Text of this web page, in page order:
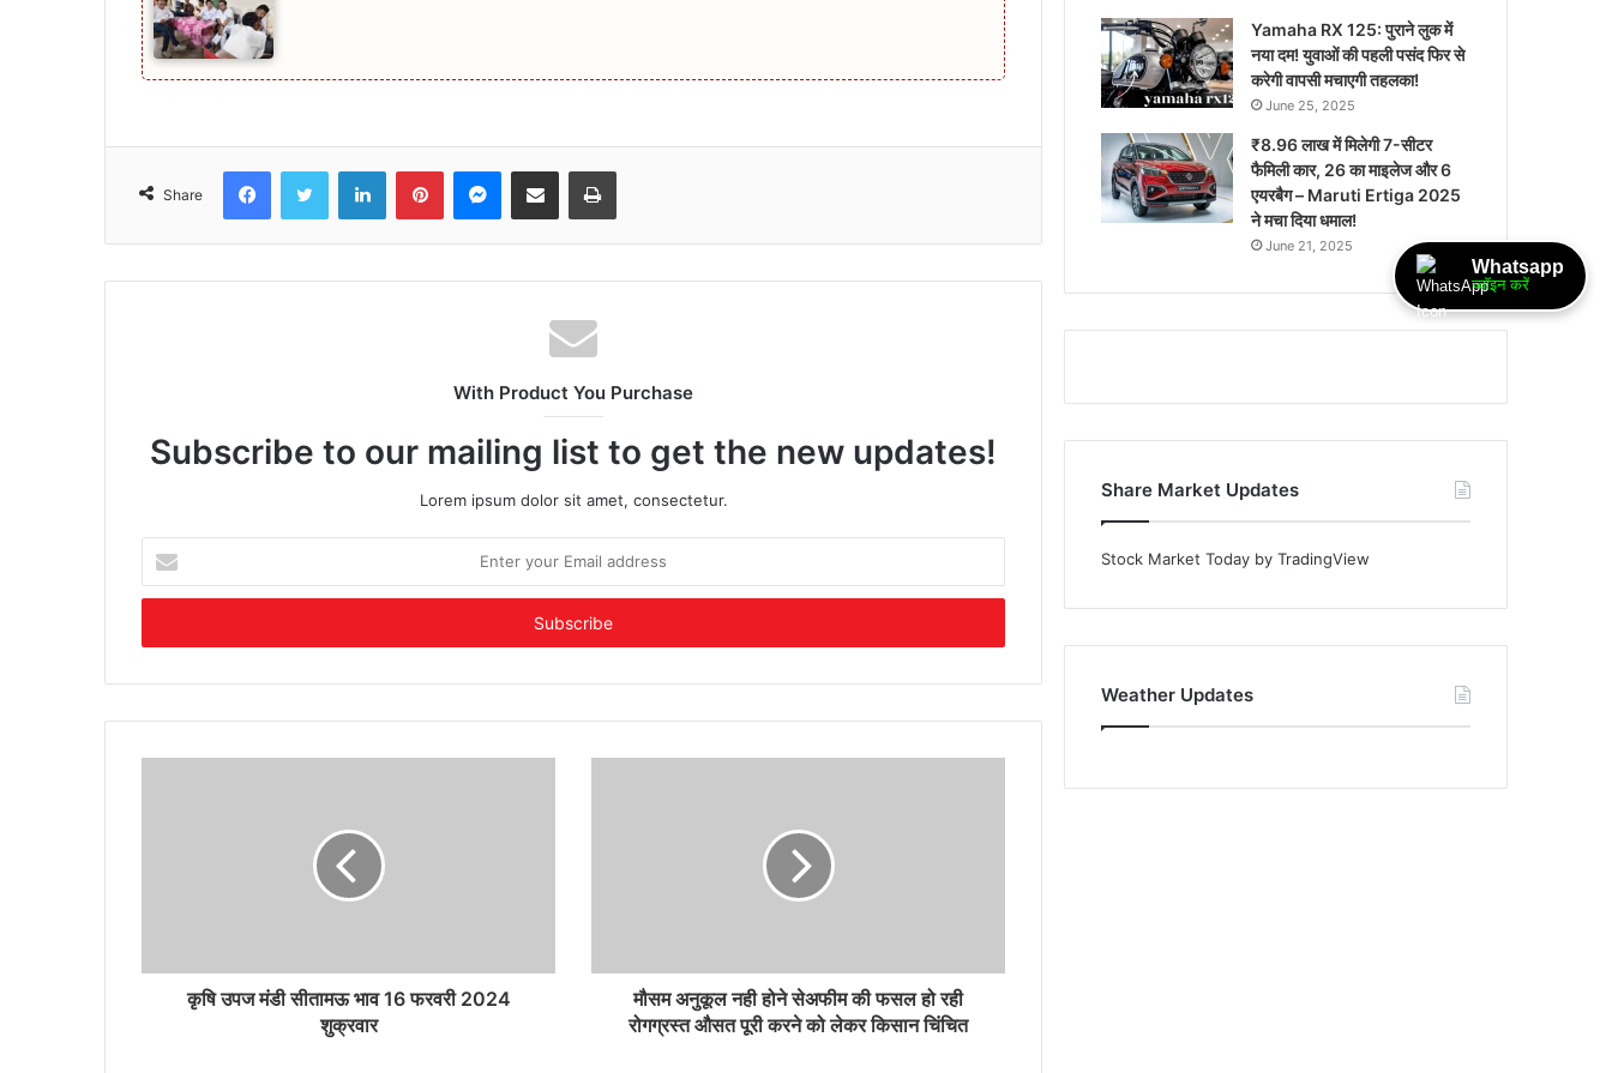
Share
FacebookTwitter LinkedInPinterestMessenger
Share via Email Print
With Product You Purchase
Subscribe to our mailing list to get the new updates!
Lorem ipsum dolor sit amet, consectetur.
your
Email
कृषि उपज मंडी सीतामऊ भाव 16 फरवरी 2024
शुक्रवार
मौसम अनुकूल नही होने सेअफीम की फसल हो रही
रोगग्रस्त औसत पूरी करने को लेकर किसान चिंचित
Yamaha RX 125: पुराने लुक में
नया दम! युवाओं की पहली पसंद फिर से
करेगी वापसी मचाएगी तहलका!
June 25, 2025
₹8.96 लाख में मिलेगी 7-सीटर
फैमिली कार, 26 का माइलेज और 6
एयरबैग – Maruti Ertiga 2025
ने मचा दिया धमाल!
June 21, 2025
Share Market Updates
Stock Market Today by TradingView
Weather Updates
Whatsapp
ज्वॉइन करें